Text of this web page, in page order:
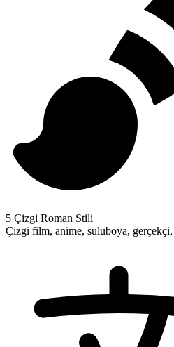
5 Çizgi Roman Stili
Çizgi film, anime, suluboya,